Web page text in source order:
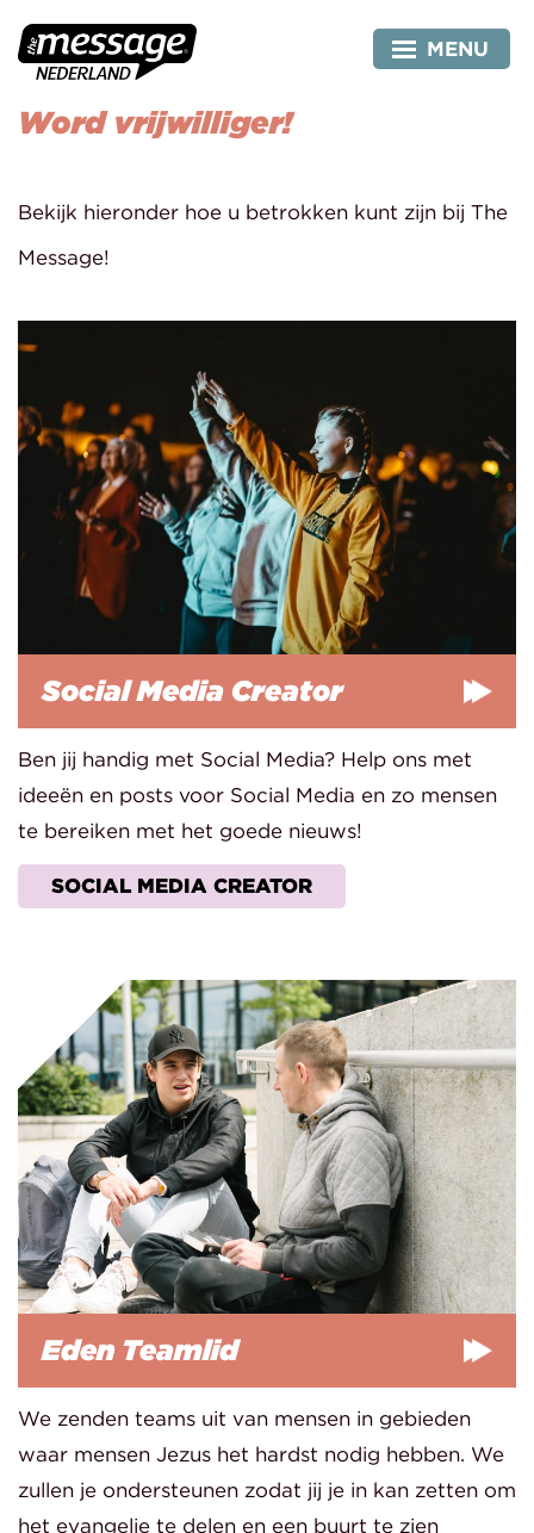
to
content
MENU
Word vrijwilliger!
Bekijk hieronder hoe u betrokken kunt zijn bij The
Message!
Social Media Creator
Ben jij handig met Social Media? Help ons met
ideeën en posts voor Social Media en zo mensen
te bereiken met het goede nieuws!
SOCIAL MEDIA CREATOR
Eden Teamlid
We zenden teams uit van mensen in gebieden
waar mensen Jezus het hardst nodig hebben. We
zullen je ondersteunen zodat jij je in kan zetten om
het evangelie te delen en een buurt te zien